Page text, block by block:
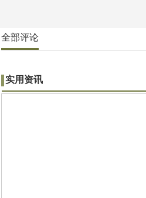
全部评论
实用资讯